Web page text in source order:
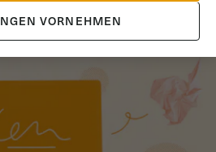
VORNEHMEN